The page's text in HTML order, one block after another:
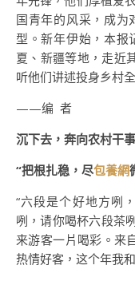
国青年的风采，成为
型。新年伊始，本报
夏、新疆等地，走近
听他们讲述投身乡村
——编 者
沉下去，奔向农村干
“把根扎稳，尽包養網
“六段是个好地方咧
咧，请你喝杯六段茶
来游客一片喝彩。来
热情好客，这个年我